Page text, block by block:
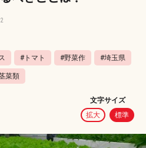
#トマト #野菜作 #埼玉県
菜類
文字サイズ
拡大
標準